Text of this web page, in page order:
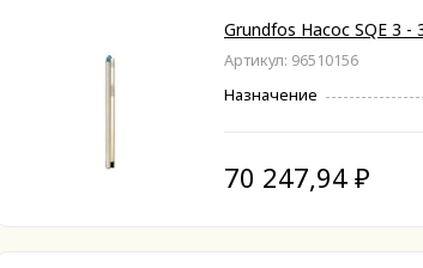
Grundfos Насос SQE 3 -
Артикул: 96510156
Назначение
70 247,94 ₽